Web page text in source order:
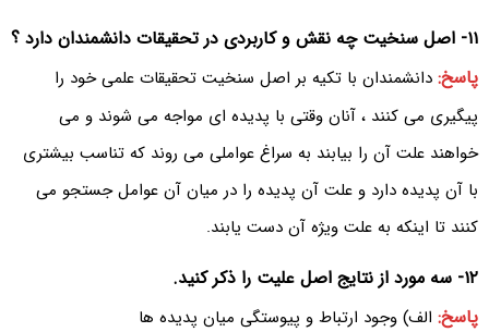
۱۱- اصل سنخیت چه نقش و کاربردی در تحقیقات دانشمندان دارد ؟
پاسخ: دانشمندان با تکیه بر اصل سنخیت تحقیقات علمی خود را
پیگیری می کنند ، آنان وقتی با پدیده ای مواجه می شوند و می
خواهند علت آن را بیابند به سراغ عواملی می روند که تناسب بیشتری
با آن پدیده دارد و علت آن پدیده را در میان آن عوامل جستجو می
کنند تا اینکه به علت ویژه آن دست یابند.
۱۲- سه مورد از نتایج اصل علیت را ذکر کنید.
پاسخ: الف) وجود ارتباط و پیوستگی میان پدیده ها